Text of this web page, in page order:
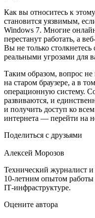
Как вы относитесь к
становится уязвимым,
Windows 7. Многие
перестанут работать, а
Вы не только столкнетесь
реальными угрозами для
Таким образом, вопрос
на старом браузере, а в
операционную систему.
развиваются, и
и получить доступ ко
интернета — перейти на
Поделиться с друзьями
Алексей Морозов
Технический журналист
10‑летним опытом
IT‑инфраструктуре.
Оцените автора